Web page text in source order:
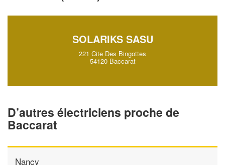
SOLARIKS SASU
221 Cite Des Bingottes
54120 Baccarat
D’autres électriciens proche de
Baccarat
Nancy